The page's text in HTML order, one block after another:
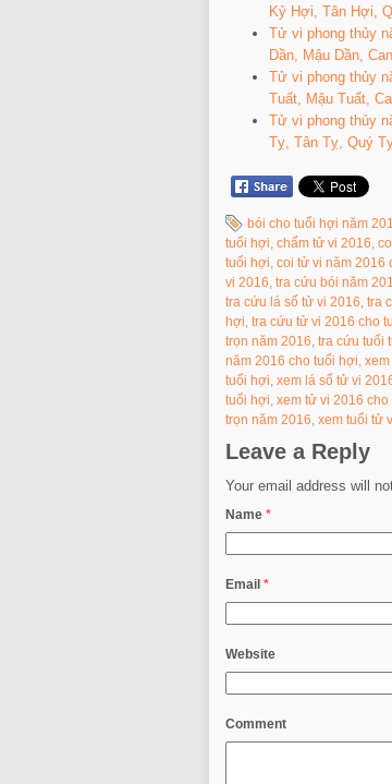
Kỷ Hợi, Tân Hợi,
Tử vi phong thủy
Dần, Mậu Dần,
Tử vi phong thủy
Tuất, Mậu Tuất,
Tử vi phong thủy
Tỵ, Tân Tỵ, Quý
bói cho tuổi hợi năm
tuổi hợi, chấm tử vi 2016,
tuổi hợi, coi tử vi năm 2016
vi 2016, tra cứu bói năm
tra cứu lá số tử vi 2016, tra
hợi, tra cứu tử vi 2016 cho
trọn năm 2016, tra cứu tuổi
năm 2016 cho tuổi hợi,
tuổi hợi, xem lá số tử vi
tuổi hợi, xem tử vi 2016 cho
trọn năm 2016, xem tuổi tử
Leave a Reply
Your email address will
Name *
Email *
Website
Comment